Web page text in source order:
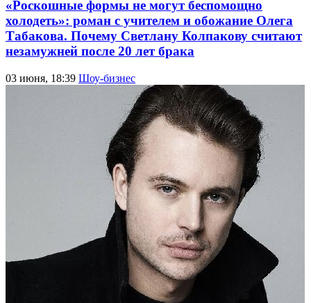
«Роскошные формы не могут беспомощно
холодеть»: роман с учителем и обожание Олега
Табакова. Почему Светлану Колпакову считают
незамужней после 20 лет брака
03 июня, 18:39 Шоу-бизнес